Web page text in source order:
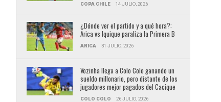
COPA CHILE 14 JULIO, 2026
¿Dónde ver el partido y a qué hora?:
Arica vs Iquique paraliza la Primera B
ARICA 31 JULIO, 2026
Vozinha llega a Colo Colo ganando un
sueldo millonario, pero distante de los
jugadores mejor pagados del Cacique
COLO COLO 26 JULIO, 2026